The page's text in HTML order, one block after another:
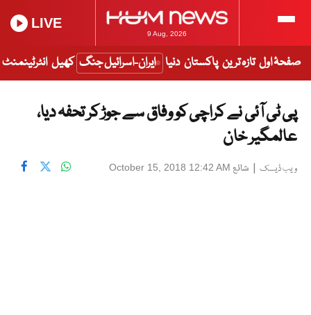
9 Aug, 2026
LIVE
صفحۂ اول تازہ ترین پاکستان دنیا ایران-اسرائیل جنگ کھیل انٹرٹینمنٹ
پی ٹی آئی نے کراچی کو وفاق سے جوڑ کر تحفہ دیا،
عالمگیر خان
ویب ڈیسک | شائع October 15, 2018 12:42 AM